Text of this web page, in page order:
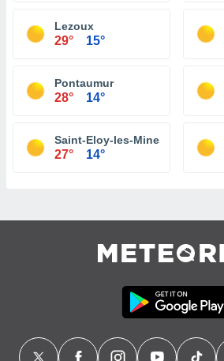
Lezoux
29° 15°
Pontaumur
28° 14°
Saint-Eloy-les-Mines
27° 14°